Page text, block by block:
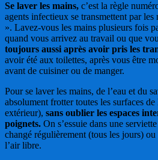
Se laver les mains, c’est la règle
agents infectieux se transmettent par
». Lavez-vous les mains plusieurs fois
quand vous arrivez au travail ou que
toujours aussi après avoir pris les
avoir été aux toilettes, après vous être
avant de cuisiner ou de manger.
Pour se laver les mains, de l’eau et du
absolument frotter toutes les surfaces
extérieur), sans oublier les espaces
poignets. On s’essuie dans une
changé régulièrement (tous les jours)
l’air libre.